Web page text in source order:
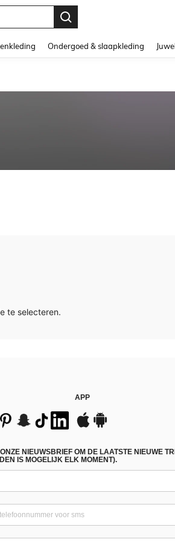
Ondergoed & slaapkleding
te selecteren.
APP
NIEUWSBRIEF OM DE LAATSTE NIEUWE
IS MOGELIJK ELK MOMENT).